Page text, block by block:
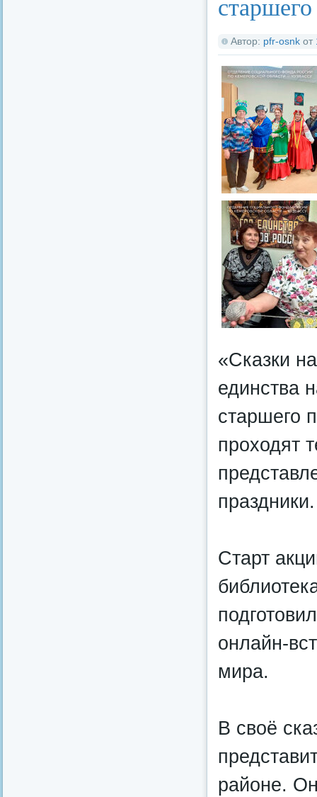
Автор: pfr-osnk от
«Сказки
единства
старшего
проходят
праздники.
Старт
онлайн-
мира.
В своё
районе.